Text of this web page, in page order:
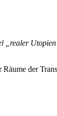
„realer
der